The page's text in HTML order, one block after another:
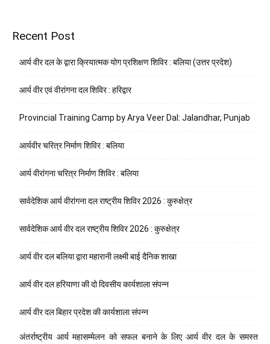
Recent Post
आर्य वीर दल के द्वारा क्रियात्मक योग प्रशिक्षण शिविर : बलिया (उत्तर प्रदेश)
आर्य वीर एवं वीरांगना दल शिविर : हरिद्वार
Provincial Training Camp by Arya Veer Dal: Jalandhar, Punjab
आर्यवीर चरित्र निर्माण शिविर : बलिया
आर्य वीरांगना चरित्र निर्माण शिविर : बलिया
सार्वदेशिक आर्य वीरांगना दल राष्ट्रीय शिविर 2026 : कुरुक्षेत्र
सार्वदेशिक आर्य वीर दल राष्ट्रीय शिविर 2026 : कुरुक्षेत्र
आर्य वीर दल बलिया द्वारा महारानी लक्ष्मी बाई दैनिक शाखा
आर्य वीर दल हरियाणा की दो दिवसीय कार्यशाला संपन्न
आर्य वीर दल बिहार प्रदेश की कार्यशाला संपन्न
अंतर्राष्ट्रीय आर्य महासम्मेलन को सफल बनाने के लिए आर्य वीर दल के समस्त